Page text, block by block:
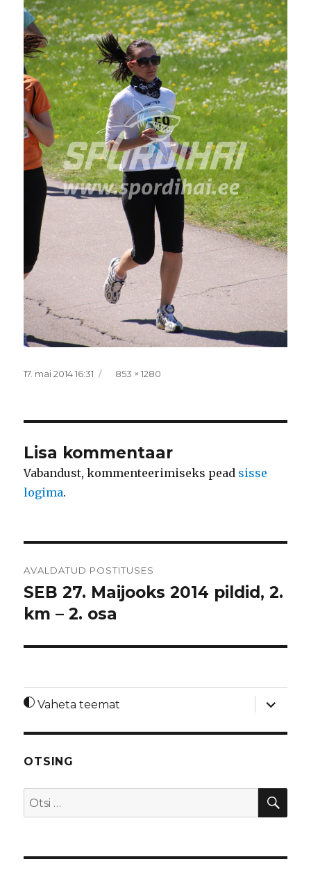
Postitatud
17. mai 2014 16:31 Täissuurus
853 × 1280
Lisa kommentaar
Vabandust, kommenteerimiseks pead sisse
logima.
AVALDATUD POSTITUSES
SEB 27. Maijooks 2014 pildid, 2.
km – 2. osa
Vaheta teemat
laienda
OTSING
Otsi: